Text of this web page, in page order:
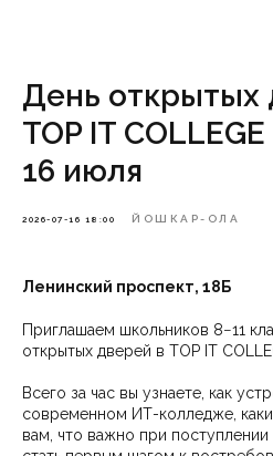
День открытых
TOP IT
16 июля
2026-07-16 18:00 ЙОШКАР-ОЛА
Ленинский проспект, 18Б
Приглашаем школьников 8−11
открытых дверей в TOP IT
Всего за час вы узнаете, как
современном ИТ-колледже,
вам, что важно при